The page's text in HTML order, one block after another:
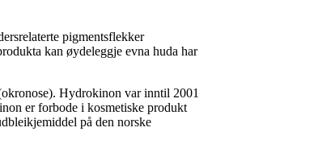
pigmentsflekker
kan øydeleggje evna huda har
Hydrokinon var inntil 2001
er forbode i kosmetiske produkt
på den norske